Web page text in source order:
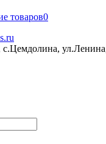
товаров0
с.Цемдолина,